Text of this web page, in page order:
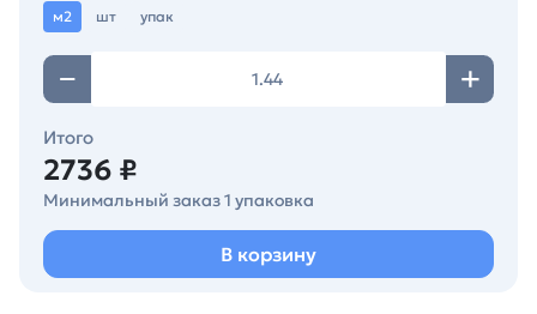
м2 шт упак
Итого
2736 ₽
Минимальный заказ 1 упаковка
В корзину